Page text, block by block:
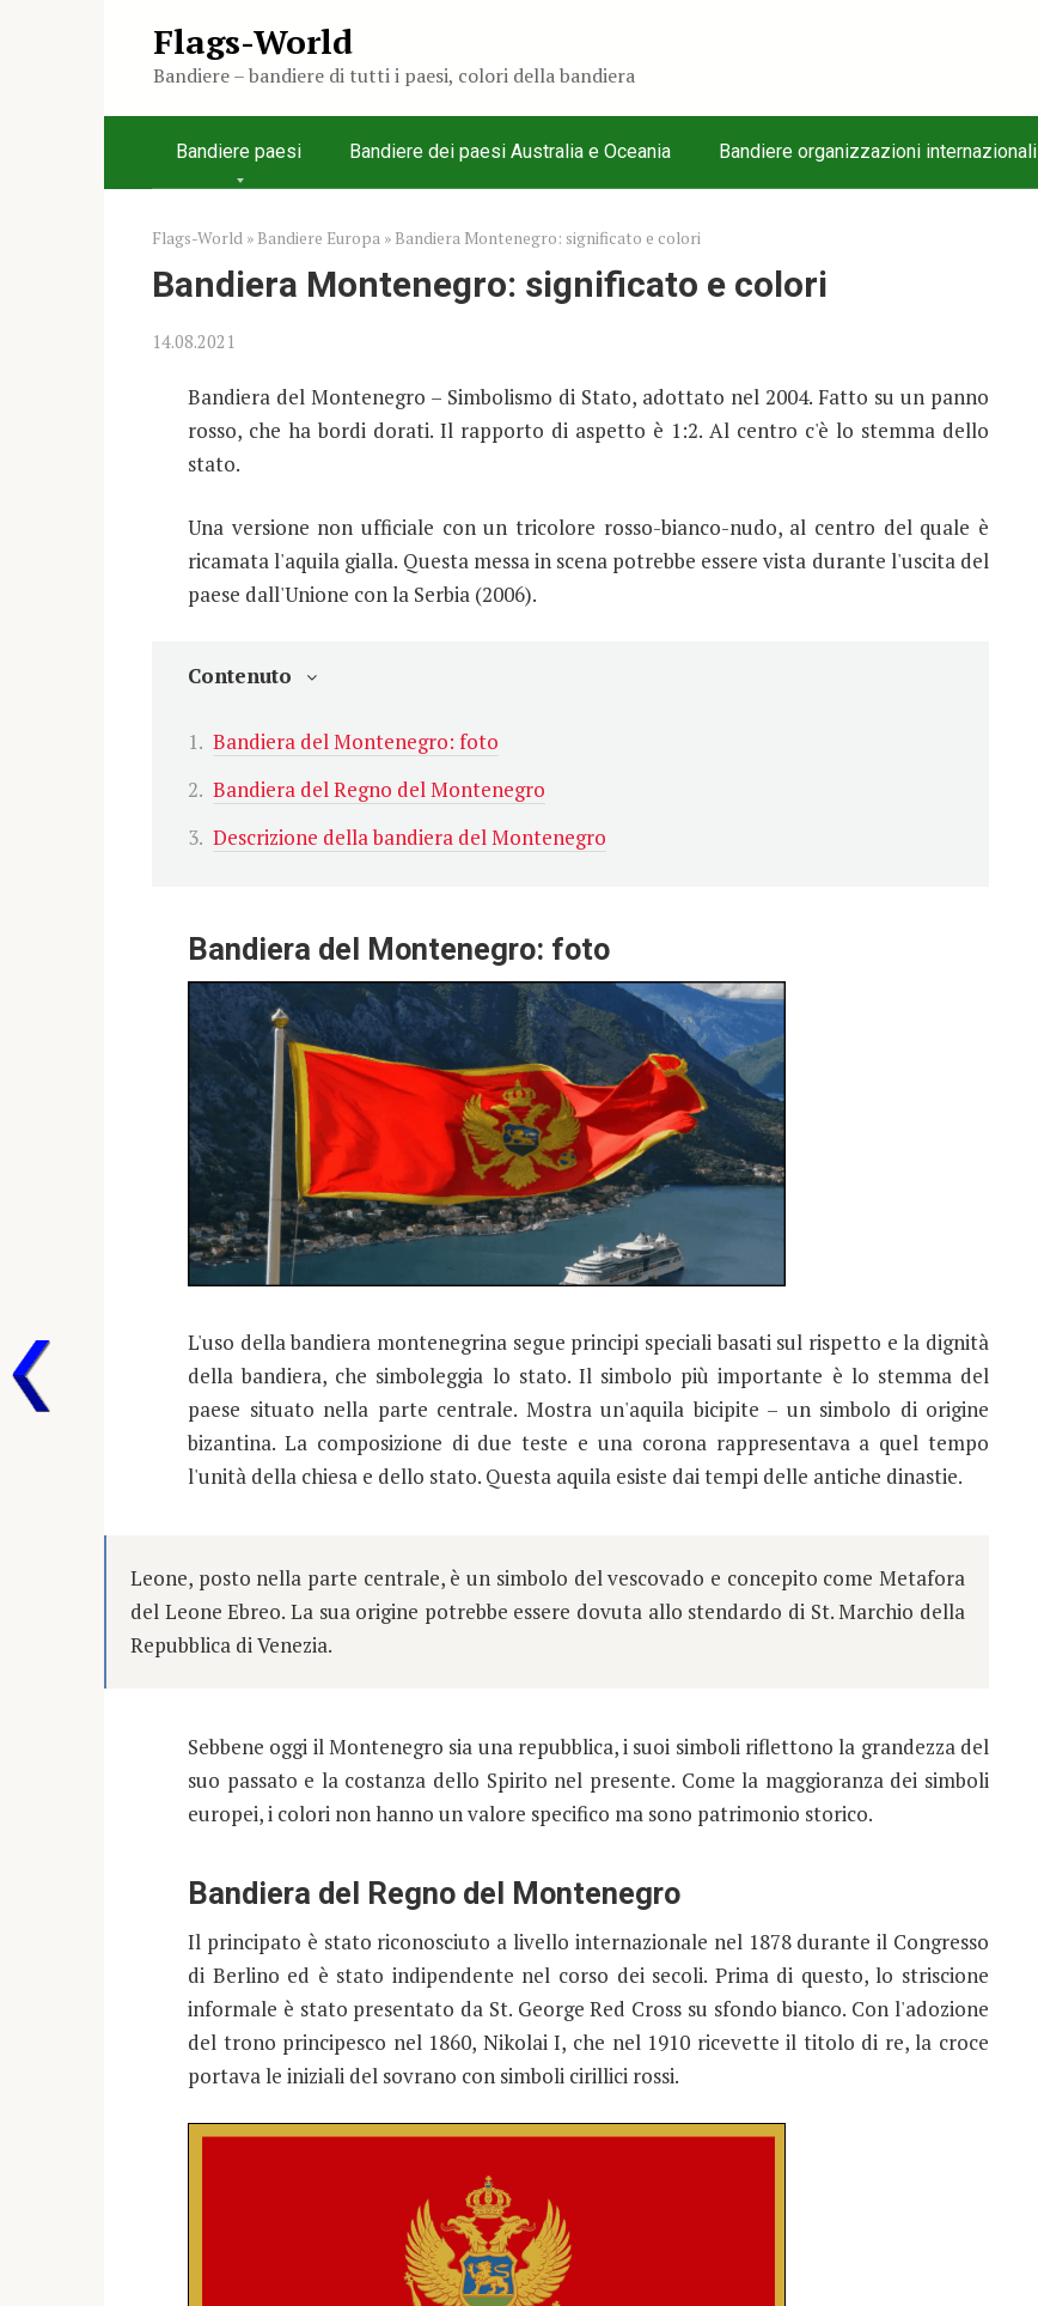
Flags-World
Bandiere – bandiere di tutti i paesi, colori della bandiera
Bandiere paesi Bandiere dei paesi Australia e Oceania Bandiere organizzazioni internazionali
Flags-World » Bandiere Europa » Bandiera Montenegro: significato e colori
Bandiera Montenegro: significato e colori
14.08.2021
Bandiera del Montenegro – Simbolismo di Stato, adottato nel 2004. Fatto su un panno
rosso, che ha bordi dorati. Il rapporto di aspetto è 1:2. Al centro c'è lo stemma dello
stato.
Una versione non ufficiale con un tricolore rosso-bianco-nudo, al centro del quale è
ricamata l'aquila gialla. Questa messa in scena potrebbe essere vista durante l'uscita del
paese dall'Unione con la Serbia (2006).
Contenuto
Bandiera del Montenegro: foto
Bandiera del Regno del Montenegro
Descrizione della bandiera del Montenegro
Bandiera del Montenegro: foto
L'uso della bandiera montenegrina segue principi speciali basati sul rispetto e la dignità
della bandiera, che simboleggia lo stato. Il simbolo più importante è lo stemma del
paese situato nella parte centrale. Mostra un'aquila bicipite – un simbolo di origine
bizantina. La composizione di due teste e una corona rappresentava a quel tempo
l'unità della chiesa e dello stato. Questa aquila esiste dai tempi delle antiche dinastie.
Leone, posto nella parte centrale, è un simbolo del vescovado e concepito come Metafora
del Leone Ebreo. La sua origine potrebbe essere dovuta allo stendardo di St. Marchio della
Repubblica di Venezia.
Sebbene oggi il Montenegro sia una repubblica, i suoi simboli riflettono la grandezza del
suo passato e la costanza dello Spirito nel presente. Come la maggioranza dei simboli
europei, i colori non hanno un valore specifico ma sono patrimonio storico.
Bandiera del Regno del Montenegro
Il principato è stato riconosciuto a livello internazionale nel 1878 durante il Congresso
di Berlino ed è stato indipendente nel corso dei secoli. Prima di questo, lo striscione
informale è stato presentato da St. George Red Cross su sfondo bianco. Con l'adozione
del trono principesco nel 1860, Nikolai I, che nel 1910 ricevette il titolo di re, la croce
portava le iniziali del sovrano con simboli cirillici rossi.